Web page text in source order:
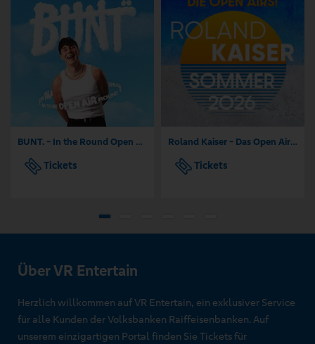
BUNT. - In the Round Open Air 2026
Tickets
Roland Kaiser - Das Open Air 2026!
Tickets
Über VR Entertain
Herzlich willkommen auf VR Entertain, ein exklusiver Service
für alle Kunden der Volksbanken Raiffeisenbanken. Auf
unserem einzigartigen Portal finden Sie Tickets für